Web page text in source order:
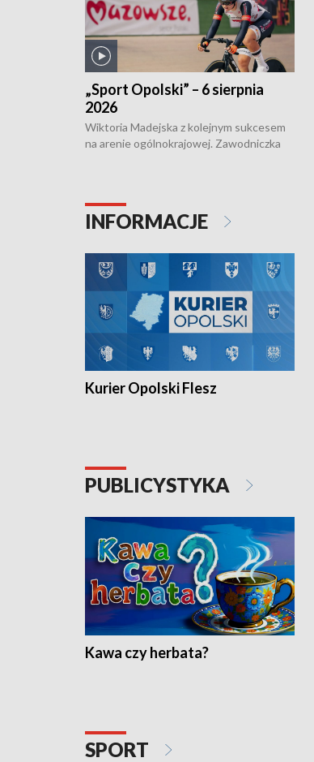
„Sport Opolski” – 6 sierpnia
2026
Wiktoria Madejska z kolejnym sukcesem
na arenie ogólnokrajowej. Zawodniczka
torowym.
INFORMACJE
Kurier Opolski Flesz
PUBLICYSTYKA
Kawa czy herbata?
SPORT